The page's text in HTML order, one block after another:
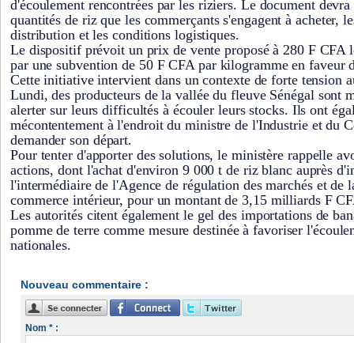
d'écoulement rencontrées par les riziers. Le document
quantités de riz que les commerçants s'engagent à acheter,
distribution et les conditions logistiques.
Le dispositif prévoit un prix de vente proposé à 280 F CFA
par une subvention de 50 F CFA par kilogramme en faveur
Cette initiative intervient dans un contexte de forte tension
Lundi, des producteurs de la vallée du fleuve Sénégal sont
alerter sur leurs difficultés à écouler leurs stocks. Ils ont
mécontentement à l'endroit du ministre de l'Industrie et du
demander son départ.
Pour tenter d'apporter des solutions, le ministère rappelle
actions, dont l'achat d'environ 9 000 t de riz blanc auprès
l'intermédiaire de l'Agence de régulation des marchés et de
commerce intérieur, pour un montant de 3,15 milliards F
Les autorités citent également le gel des importations de
pomme de terre comme mesure destinée à favoriser
nationales.
Nouveau commentaire :
Nom * :